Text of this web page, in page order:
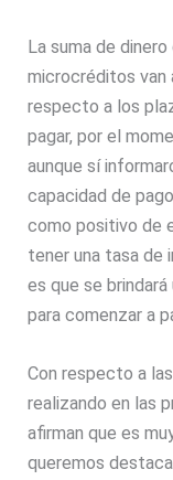
La suma de
microcréditos van
respecto a los
pagar, por el
aunque sí
capacidad de
como positivo de
tener una tasa de
es que se
para comenzar a
Con respecto a
realizando en las
afirman que es
queremos